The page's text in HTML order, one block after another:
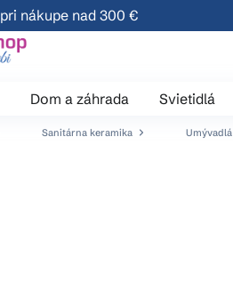
pri nákupe nad 300 €
Dom a záhrada Svietidlá
Sanitárna keramika Umývadlá